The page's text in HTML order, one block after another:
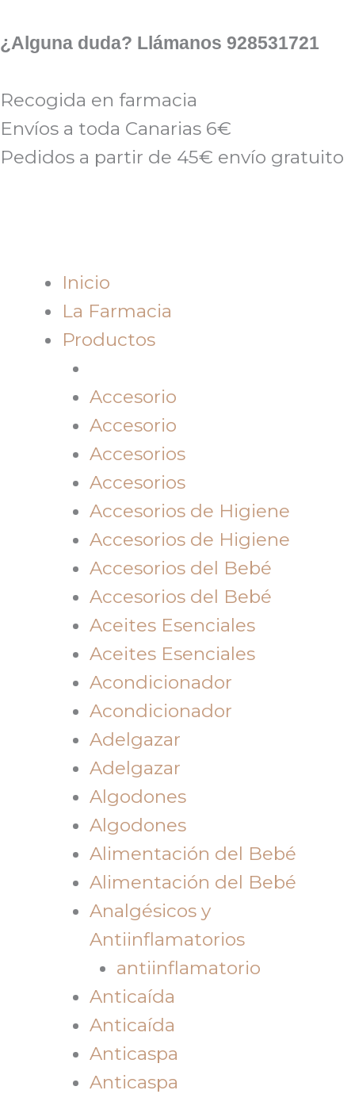
al
¿Alguna duda? Llámanos 928531721
Recogida en farmacia
Envíos a toda Canarias 6€
Pedidos a partir de 45€ envío gratuito
Inicio
La Farmacia
Productos
Accesorio
Accesorio
Accesorios
Accesorios
Accesorios de Higiene
Accesorios de Higiene
Accesorios del Bebé
Accesorios del Bebé
Aceites Esenciales
Aceites Esenciales
Acondicionador
Acondicionador
Adelgazar
Adelgazar
Algodones
Algodones
Alimentación del Bebé
Alimentación del Bebé
Analgésicos y
Antiinflamatorios
antiinflamatorio
Anticaída
Anticaída
Anticaspa
Anticaspa